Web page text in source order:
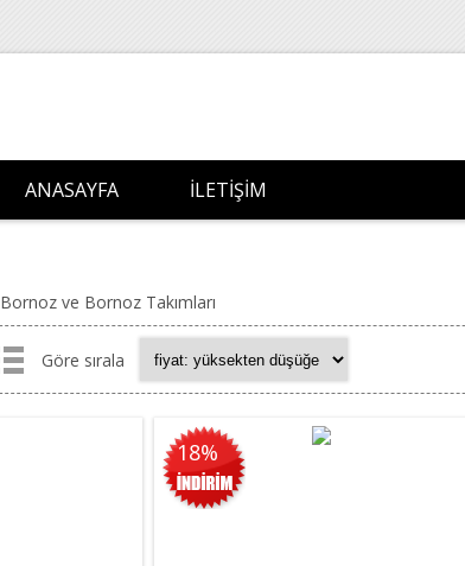
ANASAYFA İLETIŞIM
Bornoz ve Bornoz Takımları
Göre sırala
18%